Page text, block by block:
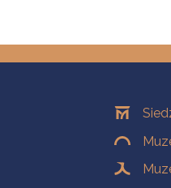
Oddziały